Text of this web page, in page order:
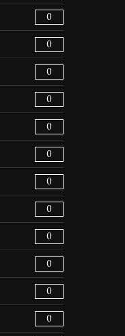
0
0
0
0
0
0
0
0
0
0
0
0